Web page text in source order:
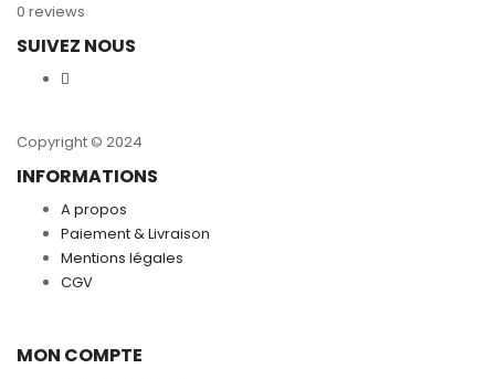
0 reviews
SUIVEZ NOUS
Copyright © 2024
INFORMATIONS
A propos
Paiement & Livraison
Mentions légales
CGV
MON COMPTE